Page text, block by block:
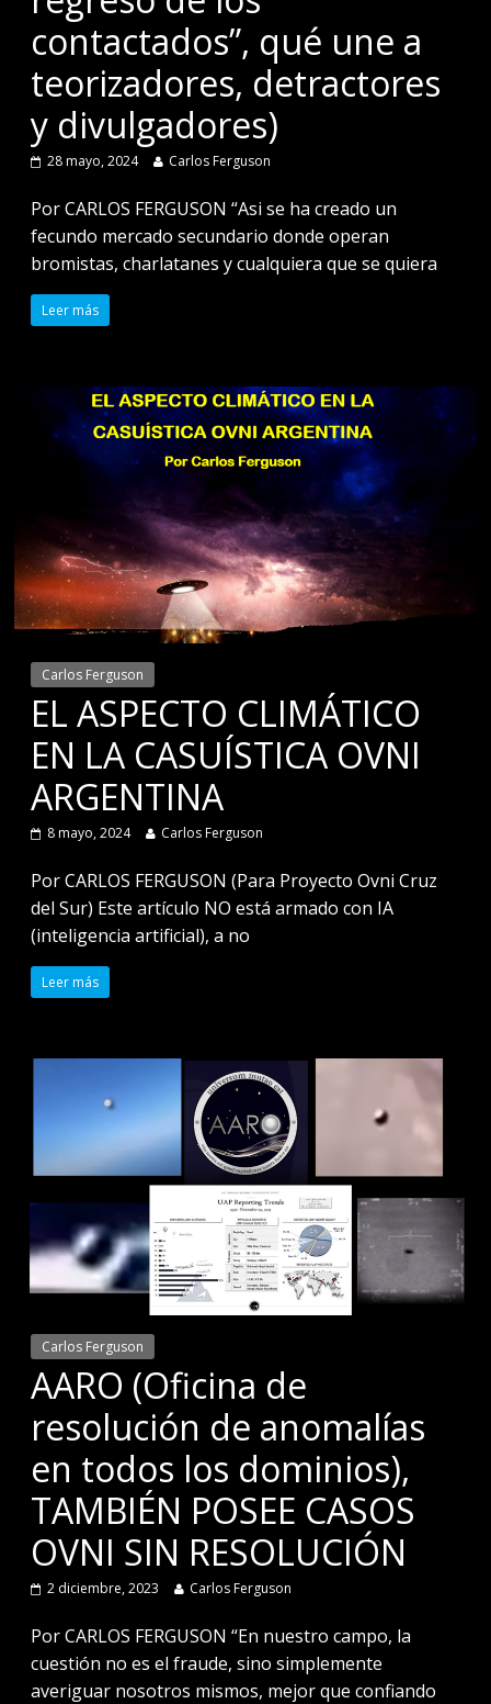
contactados”, qué une a
teorizadores, detractores
y divulgadores)
28 mayo, 2024 Carlos Ferguson
Por CARLOS FERGUSON “Asi se ha creado un
fecundo mercado secundario donde operan
bromistas, charlatanes y cualquiera que se quiera
Leer más
Carlos Ferguson
EL ASPECTO CLIMÁTICO
EN LA CASUÍSTICA OVNI
ARGENTINA
8 mayo, 2024 Carlos Ferguson
Por CARLOS FERGUSON (Para Proyecto Ovni Cruz
del Sur) Este artículo NO está armado con IA
(inteligencia artificial), a no
Leer más
Carlos Ferguson
AARO (Oficina de
resolución de anomalías
en todos los dominios),
TAMBIÉN POSEE CASOS
OVNI SIN RESOLUCIÓN
2 diciembre, 2023 Carlos Ferguson
Por CARLOS FERGUSON “En nuestro campo, la
cuestión no es el fraude, sino simplemente
averiguar nosotros mismos, mejor que confiando